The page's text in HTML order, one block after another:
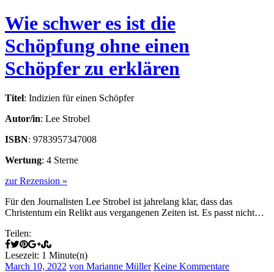
Wie schwer es ist die
Schöpfung ohne einen
Schöpfer zu erklären
Titel: Indizien für einen Schöpfer
Autor/in: Lee Strobel
ISBN: 9783957347008
Wertung: 4 Sterne
zur Rezension »
Für den Journalisten Lee Strobel ist jahrelang klar, dass das
Christentum ein Relikt aus vergangenen Zeiten ist. Es passt nicht…
Teilen:
Lesezeit: 1 Minute(n)
March 10, 2022 von Marianne Müller Keine Kommentare